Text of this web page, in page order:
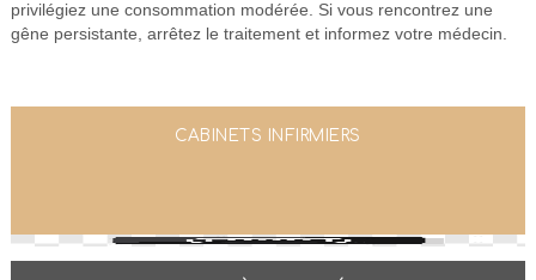
privilégiez une consommation modérée. Si vous rencontrez une
gêne persistante, arrêtez le traitement et informez votre médecin.
CABINETS INFIRMIERS